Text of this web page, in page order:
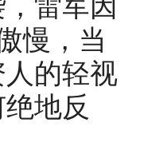
慢，当
的轻视
地反